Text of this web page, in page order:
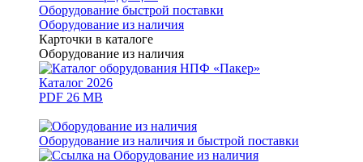
Оборудование быстрой поставки
Оборудование из наличия
Карточки в каталоге
Оборудование из наличия
Каталог 2026
PDF 26 MB
Оборудование из наличия и быстрой поставки